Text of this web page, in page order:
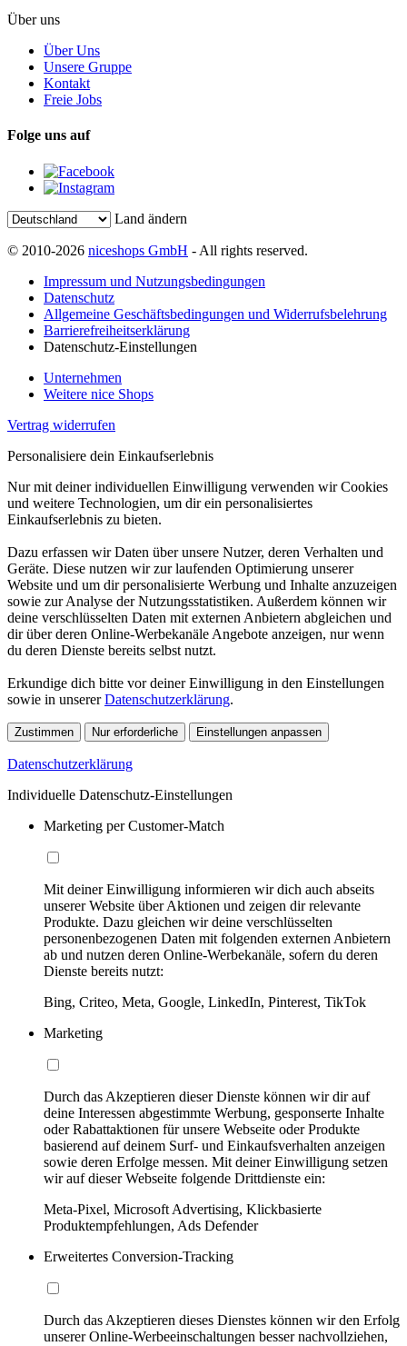
Über uns
Über Uns
Unsere Gruppe
Kontakt
Freie Jobs
Folge uns auf
Land ändern
© 2010-2026 niceshops GmbH - All rights reserved.
Impressum und Nutzungsbedingungen
Datenschutz
Allgemeine Geschäftsbedingungen und Widerrufsbelehrung
Barrierefreiheitserklärung
Datenschutz-Einstellungen
Unternehmen
Weitere nice Shops
Vertrag widerrufen
Personalisiere dein Einkaufserlebnis
Nur mit deiner individuellen Einwilligung verwenden wir Cookies
und weitere Technologien, um dir ein personalisiertes
Einkaufserlebnis zu bieten.
Dazu erfassen wir Daten über unsere Nutzer, deren Verhalten und
Geräte. Diese nutzen wir zur laufenden Optimierung unserer
Website und um dir personalisierte Werbung und Inhalte anzuzeigen
sowie zur Analyse der Nutzungsstatistiken. Außerdem können wir
deine verschlüsselten Daten mit externen Anbietern abgleichen und
dir über deren Online-Werbekanäle Angebote anzeigen, nur wenn
du deren Dienste bereits selbst nutzt.
Erkundige dich bitte vor deiner Einwilligung in den Einstellungen
sowie in unsererDatenschutzerklärung.
Zustimmen Nur erforderliche Einstellungen anpassen
Datenschutzerklärung
Individuelle Datenschutz-Einstellungen
Marketing per Customer-Match
Mit deiner Einwilligung informieren wir dich auch abseits
unserer Website über Aktionen und zeigen dir relevante
Produkte. Dazu gleichen wir deine verschlüsselten
personenbezogenen Daten mit folgenden externen Anbietern
ab und nutzen deren Online-Werbekanäle, sofern du deren
Dienste bereits nutzt:
Bing, Criteo, Meta, Google, LinkedIn, Pinterest, TikTok
Marketing
Durch das Akzeptieren dieser Dienste können wir dir auf
deine Interessen abgestimmte Werbung, gesponserte Inhalte
oder Rabattaktionen für unsere Webseite oder Produkte
basierend auf deinem Surf- und Einkaufsverhalten anzeigen
sowie deren Erfolge messen. Mit deiner Einwilligung setzen
wir auf dieser Webseite folgende Drittdienste ein:
Meta-Pixel, Microsoft Advertising, Klickbasierte
Produktempfehlungen, Ads Defender
Erweitertes Conversion-Tracking
Durch das Akzeptieren dieses Dienstes können wir den Erfolg
unserer Online-Werbeeinschaltungen besser nachvollziehen,